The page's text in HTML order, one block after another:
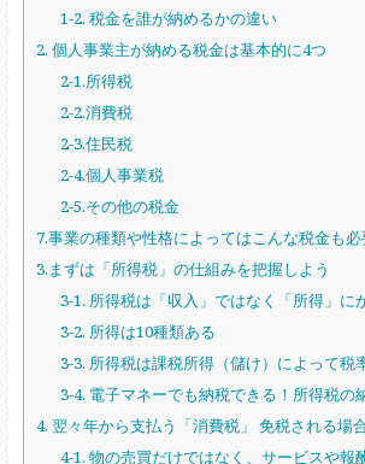
1-2. 税金を誰が納めるかの違い
2. 個人事業主が納める税金は基本的に4つ
2-1.所得税
2-2.消費税
2-3.住民税
2-4.個人事業税
2-5.その他の税金
7.事業の種類や性格によってはこんな税金も
3.まずは「所得税」の仕組みを把握しよう
3-1. 所得税は「収入」ではなく「所得」に
3-2. 所得は10種類ある
3-3. 所得税は課税所得（儲け）によって税
3-4. 電子マネーでも納税できる！所得税の
4. 翌々年から支払う「消費税」 免税される場
4-1. 物の売買だけではなく、サービスや報